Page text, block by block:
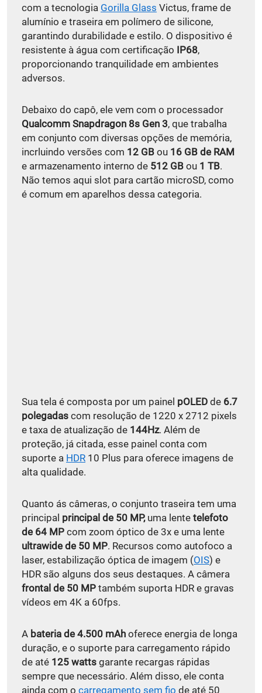
com a tecnologia Gorilla Glass Victus, frame de
alumínio e traseira em polímero de silicone,
garantindo durabilidade e estilo. O dispositivo é
resistente à água com certificação IP68,
proporcionando tranquilidade em ambientes
adversos.
Debaixo do capô, ele vem com o processador
Qualcomm Snapdragon 8s Gen 3, que trabalha
em conjunto com diversas opções de memória,
incrluindo versões com 12 GB ou 16 GB de RAM
e armazenamento interno de 512 GB ou 1 TB.
Não temos aqui slot para cartão microSD, como
é comum em aparelhos dessa categoria.
Sua tela é composta por um painel pOLED de 6.7
polegadas com resolução de 1220 x 2712 pixels
e taxa de atualização de 144Hz. Além de
proteção, já citada, esse painel conta com
suporte a HDR 10 Plus para oferece imagens de
alta qualidade.
Quanto ás câmeras, o conjunto traseira tem uma
principal principal de 50 MP,uma lente telefoto
de 64 MP com zoom óptico de 3x e uma lente
ultrawide de 50 MP. Recursos como autofoco a
laser, estabilização óptica de imagem (OIS) e
HDR são alguns dos seus destaques. A câmera
frontal de 50 MP também suporta HDR e gravas
vídeos em 4K a 60fps.
A bateria de 4.500 mAh oferece energia de longa
duração, e o suporte para carregamento rápido
de até 125 watts garante recargas rápidas
sempre que necessário. Além disso, ele conta
ainda com o carregamento sem fio de até 50